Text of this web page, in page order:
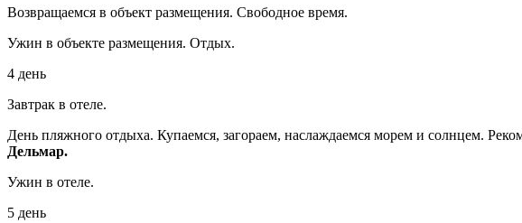
Возвращаемся в объект размещения. Свободное время.
Ужин в объекте размещения. Отдых.
4 день
Завтрак в отеле.
День пляжного отдыха. Купаемся, загораем, наслаждаемся морем и солнцем.
Дельмар.
Ужин в отеле.
5 день